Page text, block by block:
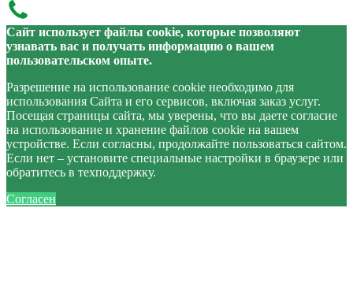
Сайт использует файлы cookie, которые позволяют
узнавать вас и получать информацию о вашем
пользовательском опыте.
Разрешение на использование cookie необходимо для
использования Сайта и его сервисов, включая заказ услуг.
Посещая страницы сайта, мы уверены, что вы даете согласие
на использование и хранение файлов cookie на вашем
устройстве. Если согласны, продолжайте пользоваться сайтом.
Если нет – установите специальные настройки в браузере или
обратитесь в техподдержку.
Согласен